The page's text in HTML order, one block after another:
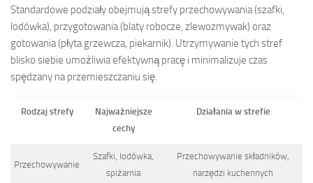
Standardowe podziały obejmują strefy przechowywania (szafki,
lodówka), przygotowania (blaty robocze, zlewozmywak) oraz
gotowania (płyta grzewcza, piekarnik). Utrzymywanie tych stref
blisko siebie umożliwia efektywną pracę i minimalizuje czas
spędzany na przemieszczaniu się.
Rodzaj strefy
Najważniejsze
cechy
Działania w strefie
Przechowywanie
Szafki, lodówka,
spiżarnia
Przechowywanie składników,
narzędzi kuchennych